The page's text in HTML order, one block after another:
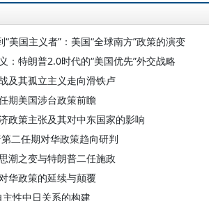
“美国主义者”：美国“全球南方”政策的演变
：特朗普2.0时代的“美国优先”外交战略
及其孤立主义走向滑铁卢
期美国涉台政策前瞻
政策主张及其对中东国家的影响
二任期对华政策趋向研判
潮之变与特朗普二任施政
华政策的延续与颠覆
性中日关系的构建